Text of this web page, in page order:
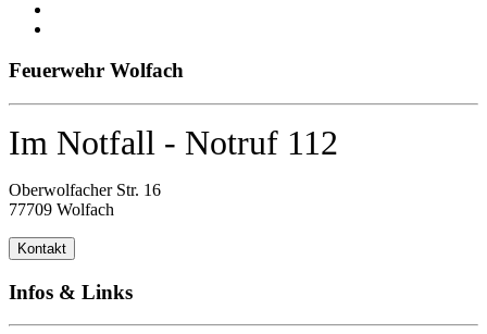
Feuerwehr Wolfach
Im Notfall - Notruf 112
Oberwolfacher Str. 16
77709 Wolfach
Kontakt
Infos & Links